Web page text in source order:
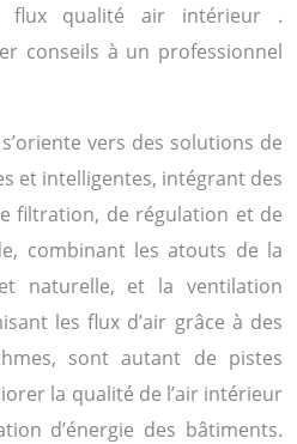
flux qualité air intérieur .
conseils à un professionnel
vers des solutions de
et intelligentes, intégrant des
filtration, de régulation et de
combinant les atouts de la
naturelle, et la ventilation
les flux d’air grâce à des
sont autant de pistes
la qualité de l’air intérieur
d’énergie des bâtiments.